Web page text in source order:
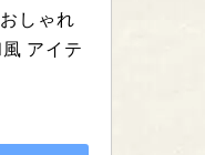
しゃれ
アイテ